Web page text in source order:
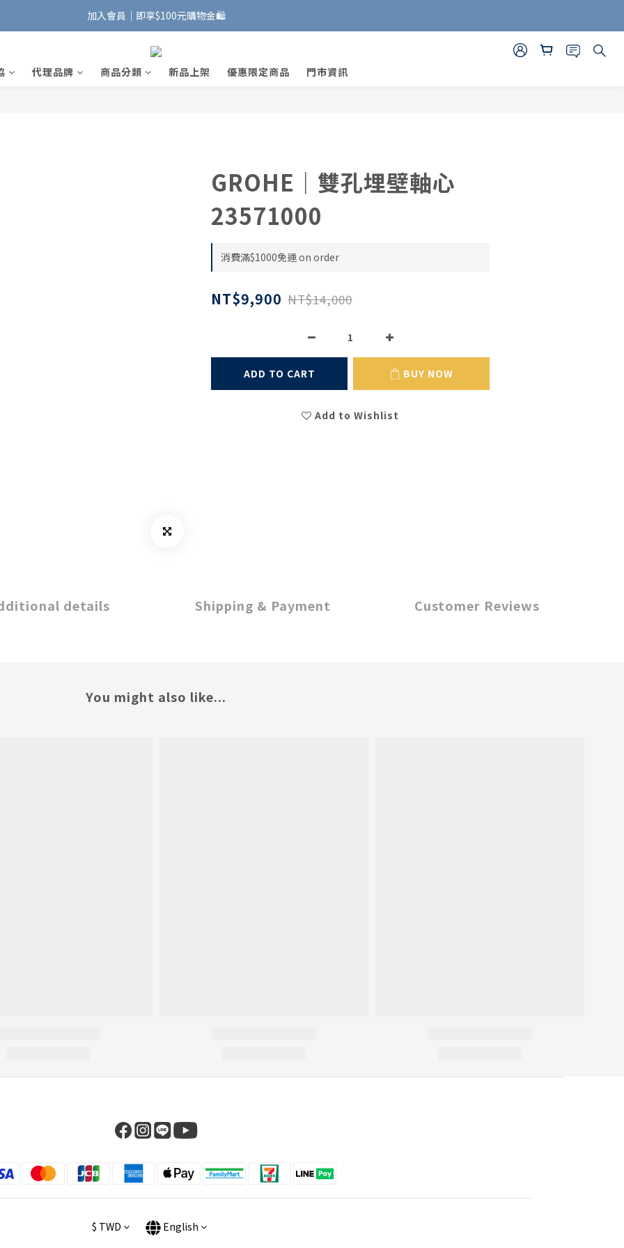
加入會員｜即享$100元購物金🛍️
加入會員｜即享$100元購物金🛍️
安裝維修服務｜Line ID @885wywfl
好友募集中｜官方Line ID @746aztjp
代理品牌 商品分類 新品上架 優惠限定商品 門市資訊
GROHE｜雙孔埋壁軸心
23571000
消費滿$1000免運 on order
NT$9,900 NT$14,000
ADD TO CART BUY NOW
Add to Wishlist
details Shipping & Payment Customer Reviews
You might also like...
$ TWD English